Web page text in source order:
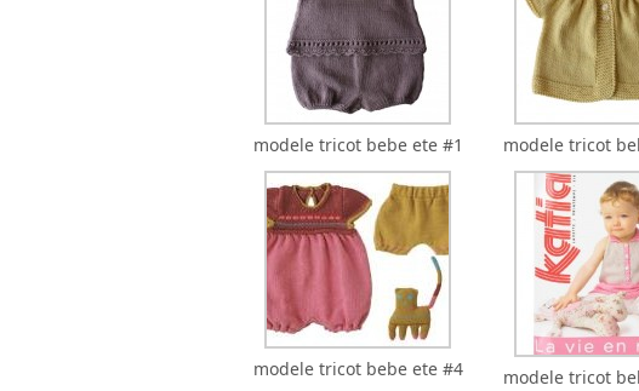
modele tricot bebe ete #1 modele tricot
modele tricot bebe ete #4 modele tricot